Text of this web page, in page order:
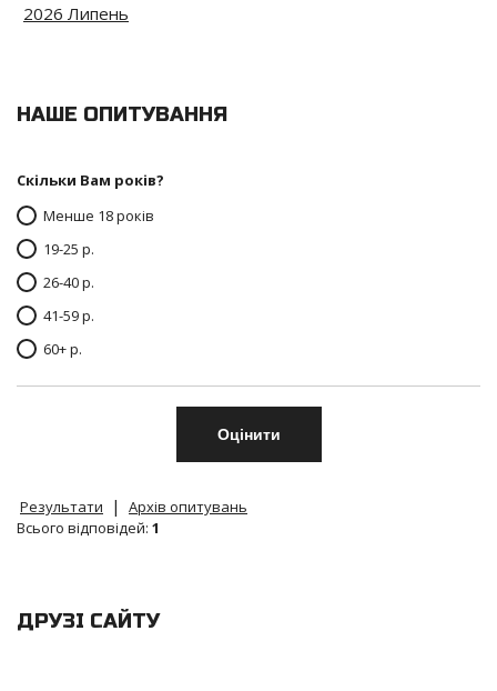
2026 Липень
НАШЕ ОПИТУВАННЯ
Скільки Вам років?
Менше 18 років
19-25 р.
26-40 р.
41-59 р.
60+ р.
Результати |
Архів опитувань
Всього відповідей: 1
ДРУЗІ САЙТУ